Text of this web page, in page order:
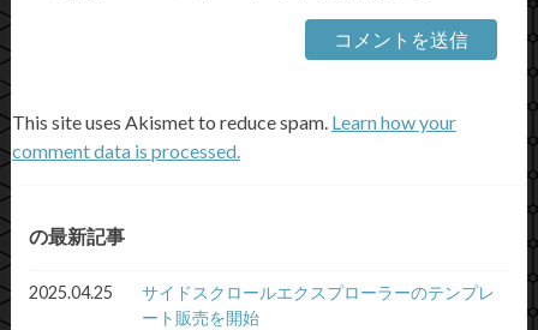
This site uses Akismet to reduce spam. Learn how your
comment data is processed.
の最新記事
2025.04.25
サイドスクロールエクスプローラーのテンプレ
ート販売を開始